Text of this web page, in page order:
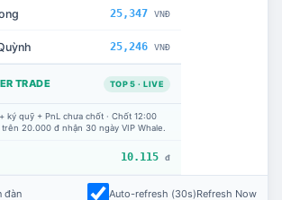
25,347 VNĐ
25,246 VNĐ
TRADE TOP 5 · LIVE
ký quỹ + PnL chưa chốt · Chốt 12:00
20.000 đ nhận 30 ngày VIP Whale.
10.115 đ
đàn Auto-refresh (30s)Refresh Now